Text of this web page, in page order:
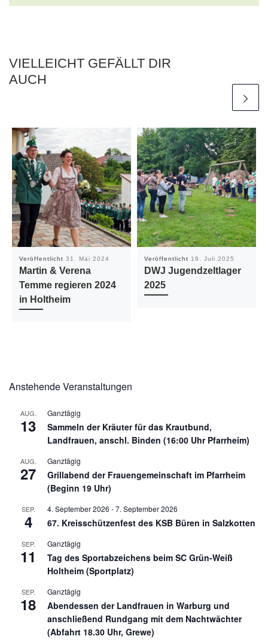
VIELLEICHT GEFÄLLT DIR
AUCH
Veröffentlicht 31. Mai 2024
Martin & Verena
Temme regieren 2024
in Holtheim
Veröffentlicht 19. Juli 2025
DWJ Jugendzeltlager
2025
Anstehende Veranstaltungen
AUG.
13
Ganztägig
Sammeln der Kräuter für das Krautbund,
Landfrauen, anschl. Binden (16:00 Uhr Pfarrheim)
AUG.
27
Ganztägig
Grillabend der Frauengemeinschaft im Pfarrheim
(Beginn 19 Uhr)
SEP.
4
4. September 2026 -7. September 2026
67. Kreisschützenfest des KSB Büren in Salzkotten
SEP.
11
Ganztägig
Tag des Sportabzeichens beim SC Grün-Weiß
Holtheim (Sportplatz)
SEP.
18
Ganztägig
Abendessen der Landfrauen in Warburg und
anschließend Rundgang mit dem Nachtwächter
(Abfahrt 18.30 Uhr, Grewe)